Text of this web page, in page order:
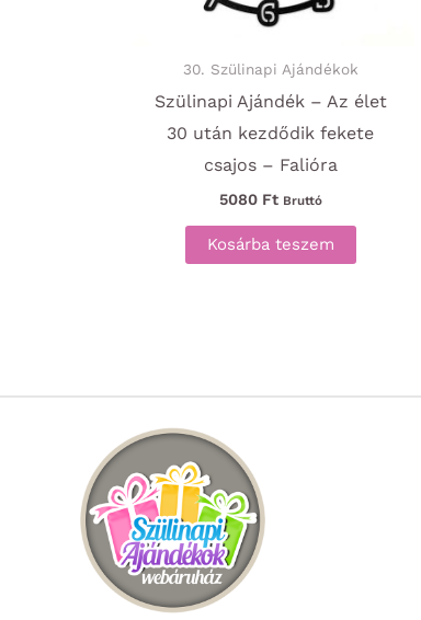
30. Szülinapi Ajándékok
Szülinapi Ajándék – Az élet
30 után kezdődik fekete
csajos – Falióra
5080 Ft Bruttó
Kosárba teszem